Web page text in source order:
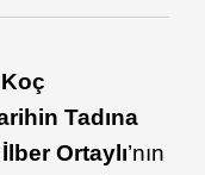
Tadına
İlber Ortaylı’nın